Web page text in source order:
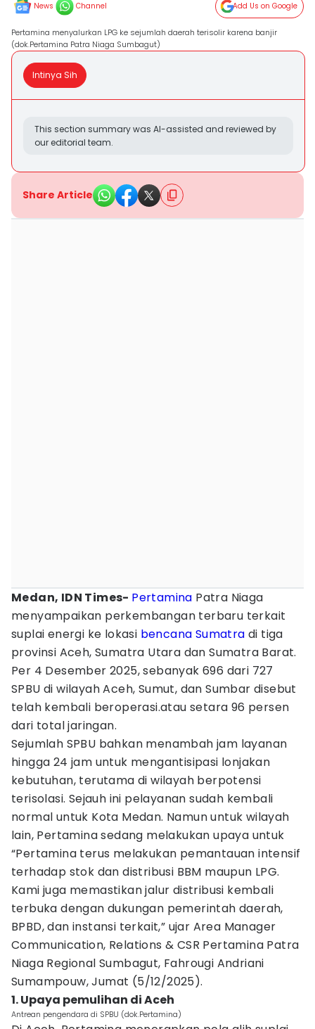
News Channel Add Us on Google
Pertamina menyalurkan LPG ke sejumlah daerah terisolir karena banjir
(dok.Pertamina Patra Niaga Sumbagut)
Intinya Sih
This section summary was AI-assisted and reviewed by
our editorial team.
Share Article
Medan, IDN Times- Pertamina Patra Niaga
menyampaikan perkembangan terbaru terkait
suplai energi ke lokasi bencana Sumatra di tiga
provinsi Aceh, Sumatra Utara dan Sumatra Barat.
Per 4 Desember 2025, sebanyak 696 dari 727
SPBU di wilayah Aceh, Sumut, dan Sumbar disebut
telah kembali beroperasi.atau setara 96 persen
dari total jaringan.
Sejumlah SPBU bahkan menambah jam layanan
hingga 24 jam untuk mengantisipasi lonjakan
kebutuhan, terutama di wilayah berpotensi
terisolasi. Sejauh ini pelayanan sudah kembali
normal untuk Kota Medan. Namun untuk wilayah
lain, Pertamina sedang melakukan upaya untuk
“Pertamina terus melakukan pemantauan intensif
terhadap stok dan distribusi BBM maupun LPG.
Kami juga memastikan jalur distribusi kembali
terbuka dengan dukungan pemerintah daerah,
BPBD, dan instansi terkait,” ujar Area Manager
Communication, Relations & CSR Pertamina Patra
Niaga Regional Sumbagut, Fahrougi Andriani
Sumampouw, Jumat (5/12/2025).
1. Upaya pemulihan di Aceh
Antrean pengendara di SPBU (dok.Pertamina)